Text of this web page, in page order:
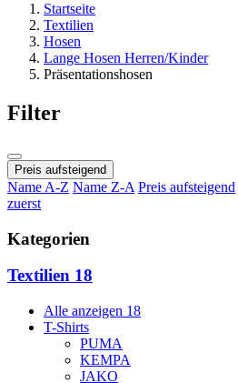
Startseite
Textilien
Hosen
Lange Hosen Herren/Kinder
Präsentationshosen
Filter
Preis aufsteigend
Name A-Z Name Z-A Preis aufsteigend
zuerst
Kategorien
Textilien 18
Alle anzeigen 18
T-Shirts
PUMA
KEMPA
JAKO